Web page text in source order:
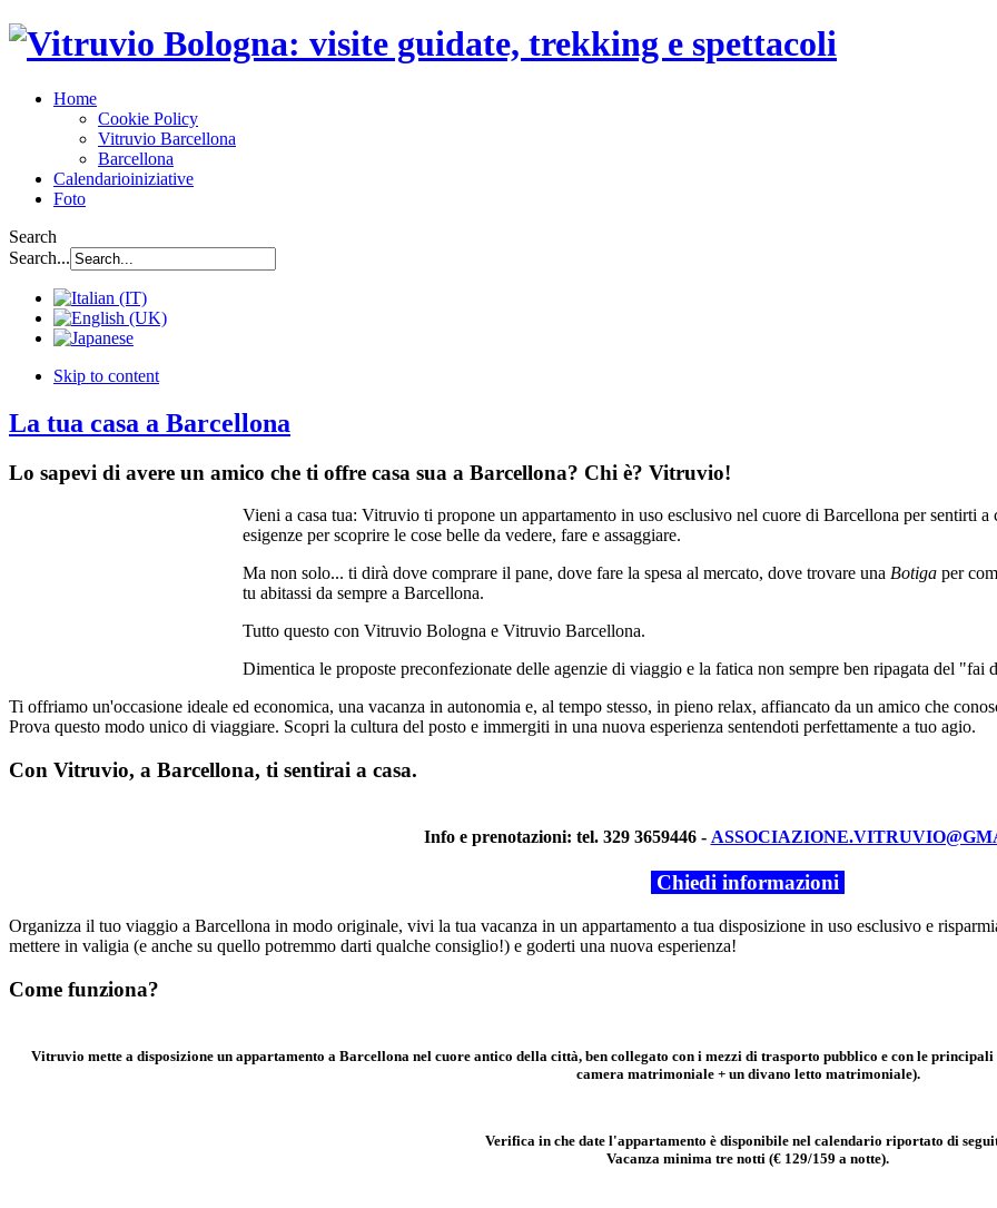
Home
Cookie Policy
Vitruvio Barcellona
Barcellona
Calendarioiniziative
Foto
Search
Search...
Skip to content
La tua casa a Barcellona
Lo sapevi di avere un amico che ti offre casa sua a Barcellona? Chi è? Vitruvio!
Vieni a casa tua: Vitruvio ti propone un appartamento in uso esclusivo nel cuore di Barcellona per sentirti
esigenze per scoprire le cose belle da vedere, fare e assaggiare.
Ma non solo... ti dirà dove comprare il pane, dove fare la spesa al mercato, dove trovare una Botiga per
tu abitassi da sempre a Barcellona.
Tutto questo con Vitruvio Bologna e Vitruvio Barcellona.
Dimentica le proposte preconfezionate delle agenzie di viaggio e la fatica non sempre ben ripagata del
Ti offriamo un'occasione ideale ed economica, una vacanza in autonomia e, al tempo stesso, in pieno relax, affiancato da un amico che
Prova questo modo unico di viaggiare. Scopri la cultura del posto e immergiti in una nuova esperienza sentendoti perfettamente a tuo agio.
Con Vitruvio, a Barcellona, ti sentirai a casa.
Info e prenotazioni: tel. 329 3659446 -
Chiedi informazioni
Organizza il tuo viaggio a Barcellona in modo originale, vivi la tua vacanza in un appartamento a tua disposizione in uso esclusivo e
mettere in valigia (e anche su quello potremmo darti qualche consiglio!) e goderti una nuova esperienza!
Come funziona?
Vitruvio mette a disposizione un appartamento a Barcellona nel cuore antico della città, ben collegato con i mezzi di trasporto pubblico e con le
camera matrimoniale + un divano letto matrimoniale).
Verifica in che date l'appartamento è disponibile nel calendario riportato di
Vacanza minima tre notti (€ 129/159 a notte).